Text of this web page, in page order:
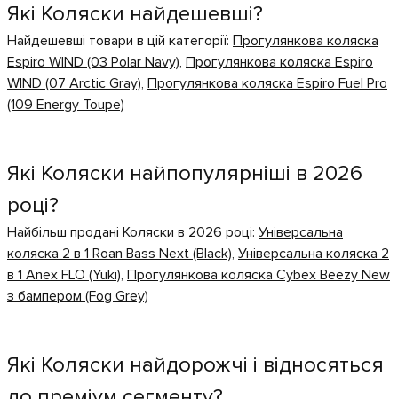
Які Коляски найдешевші?
Найдешевші товари в цій категорії: Прогулянкова коляска
Espiro WIND (03 Polar Navy), Прогулянкова коляска Espiro
WIND (07 Arctic Gray), Прогулянкова коляска Espiro Fuel Pro
(109 Energy Toupe)
Які Коляски найпопулярніші в 2026
році?
Найбільш продані Коляски в 2026 році: Універсальна
коляска 2 в 1 Roan Bass Next (Black), Універсальна коляска 2
в 1 Anex FLO (Yuki), Прогулянкова коляска Cybex Beezy New
з бампером (Fog Grey)
Які Коляски найдорожчі і відносяться